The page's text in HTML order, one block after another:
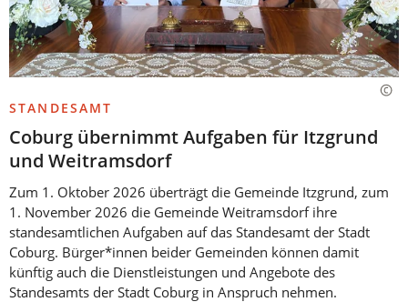
STANDESAMT
Coburg übernimmt Aufgaben für Itzgrund
und Weitramsdorf
Zum 1. Oktober 2026 überträgt die Gemeinde Itzgrund, zum
1. November 2026 die Gemeinde Weitramsdorf ihre
standesamtlichen Aufgaben auf das Standesamt der Stadt
Coburg. Bürger*innen beider Gemeinden können damit
künftig auch die Dienstleistungen und Angebote des
Standesamts der Stadt Coburg in Anspruch nehmen.